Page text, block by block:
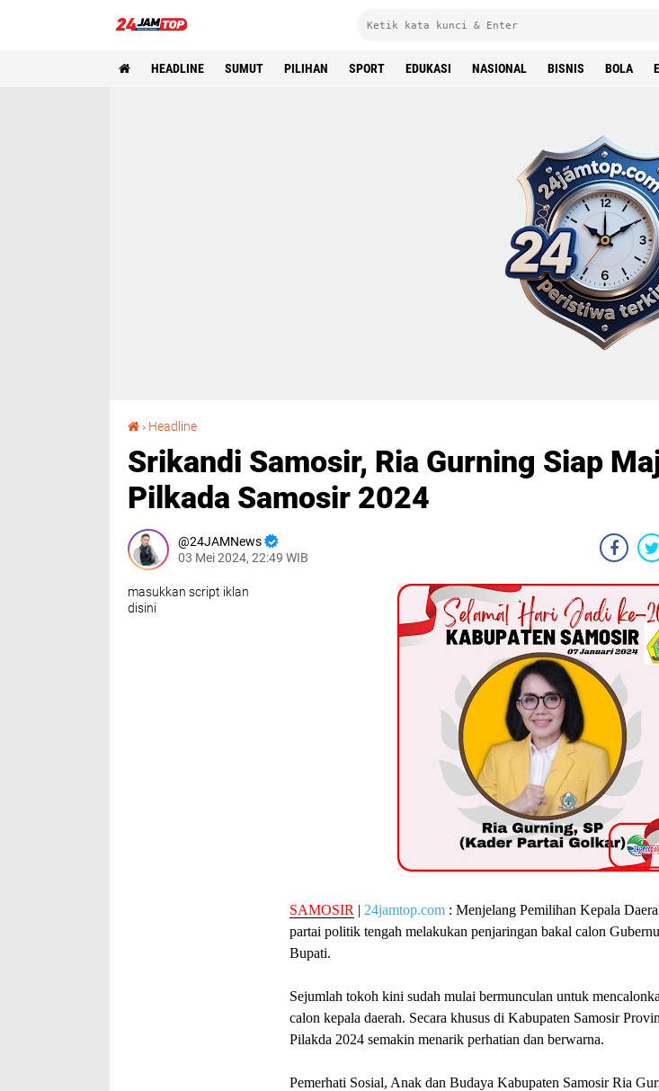
HEADLINE SUMUT PILIHAN SPORT EDUKASI NASIONAL BISNIS BOLA
› Headline
Srikandi Samosir, Ria Gurning Siap
Pilkada Samosir 2024
24JAMNews
03 Mei 2024, 22:49 WIB
masukkan script iklan
disini
SAMOSIR | 24jamtop.com : Menjelang Pemilihan Kepala
partai politik tengah melakukan penjaringan bakal calon
Bupati.
Sejumlah tokoh kini sudah mulai bermunculan untuk
calon kepala daerah. Secara khusus di Kabupaten Samosir
Pilakda 2024 semakin menarik perhatian dan berwarna.
Pemerhati Sosial, Anak dan Budaya Kabupaten Samosir Ria